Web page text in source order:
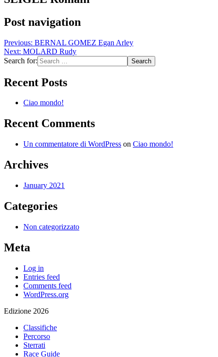
Post navigation
Previous: BERNAL GOMEZ Egan Arley
Next: MOLARD Rudy
Search for:
Recent Posts
Ciao mondo!
Recent Comments
Un commentatore di WordPress on Ciao mondo!
Archives
January 2021
Categories
Non categorizzato
Meta
Log in
Entries feed
Comments feed
WordPress.org
Edizione 2026
Classifiche
Percorso
Sterrati
Race Guide